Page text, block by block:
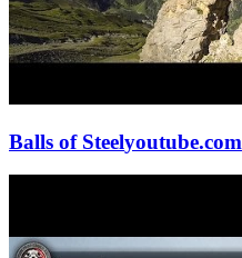
Balls of Steelyoutube.com